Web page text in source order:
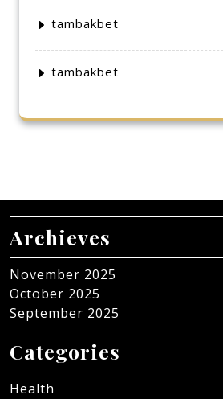
tambakbet
tambakbet
Archieves
November 2025
October 2025
September 2025
Categories
Health